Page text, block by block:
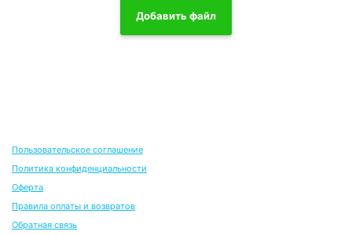
Добавить файл
Пользовательское соглашение
Политика конфиденциальности
Оферта
Правила оплаты и возвратов
Обратная связь